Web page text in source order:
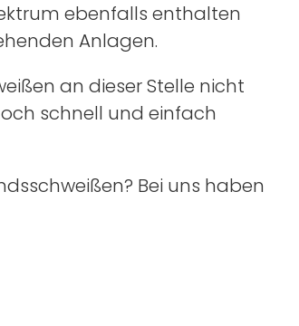
ebenfalls enthalten
Anlagen.
an dieser Stelle nicht
schnell und einfach
Bei uns haben